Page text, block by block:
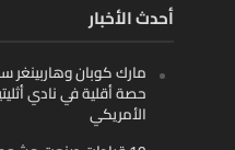
أحدث الأخبار
مارك كوبان وهاربينغر
حصة أقلية في نادي
الأمريكي